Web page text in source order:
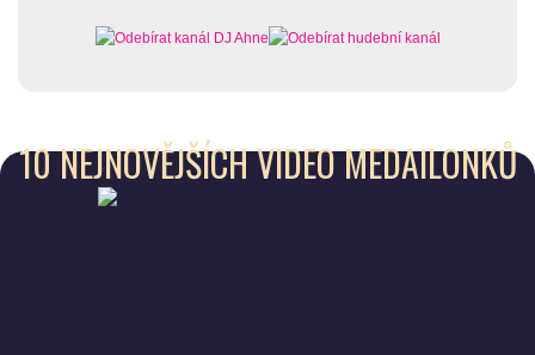
10 NEJNOVĚJŠÍCH VIDEO MEDAILONKŮ